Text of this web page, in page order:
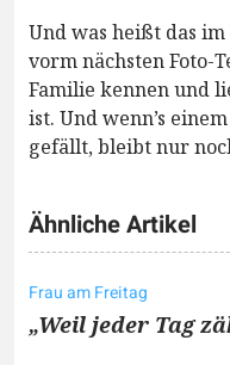
Und was heißt das
vorm nächsten Foto-
Familie kennen und
ist. Und wenn’s
gefällt, bleibt nur
Ähnliche Artikel
Frau am Freitag
„Weil jeder Tag